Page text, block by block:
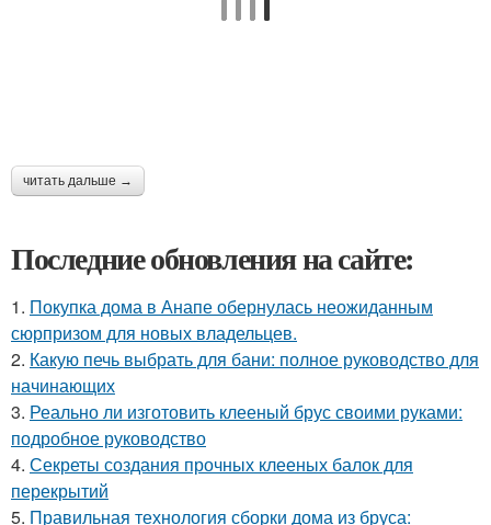
читать дальше →
Последние обновления на сайте:
1. Покупка дома в Анапе обернулась неожиданным
сюрпризом для новых владельцев.
2. Какую печь выбрать для бани: полное руководство для
начинающих
3. Реально ли изготовить клееный брус своими руками:
подробное руководство
4. Секреты создания прочных клееных балок для
перекрытий
5. Правильная технология сборки дома из бруса: